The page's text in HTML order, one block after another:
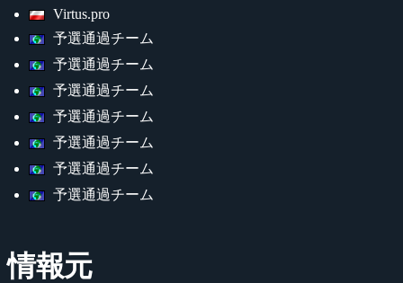
Virtus.pro
予選通過チーム
予選通過チーム
予選通過チーム
予選通過チーム
予選通過チーム
予選通過チーム
予選通過チーム
情報元